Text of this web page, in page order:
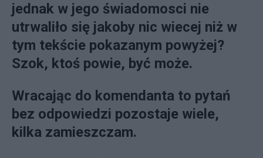
jednak w jego świadomosci nie
utrwaliło się jakoby nic wiecej niż w
tym tekście pokazanym powyżej?
Szok, ktoś powie, być może.
Wracając do komendanta to pytań
bez odpowiedzi pozostaje wiele,
kilka zamieszczam.